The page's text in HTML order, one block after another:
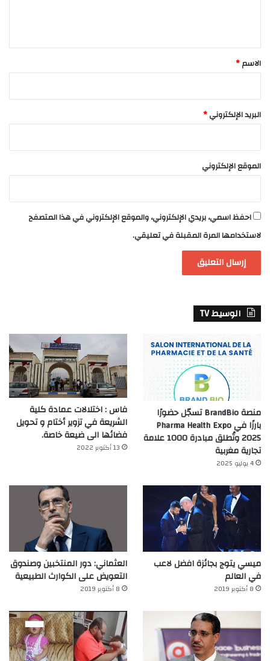
*
الاسم*
البريد الإلكتروني*
الموقع الإلكتروني
احفظ اسمي، بريدي الإلكتروني، والموقع الإلكتروني في هذا المتصفح
لاستخدامها المرة المقبلة في تعليقي.
الوسيط TV
منصة BrandBio تسجّل حضورًا
بارزًا في Pharma Health Expo
2025 وتُطلق مبادرة 1000 علامة
تجارية مغربية
4 يوليو 2025
فاس : اختلالات عمادة كلية
الشريعة في تزوير أختام و تحويل
فضائها الى ضيعة خاصة.
13 أكتوبر 2022
ميسي يتوج بجائزة افضل لاعب
في العالم‎
8 أكتوبر 2019
العثماني: دور المنتخبين وصندوق
التعويض على الكوارث الطبيعية
8 أكتوبر 2019